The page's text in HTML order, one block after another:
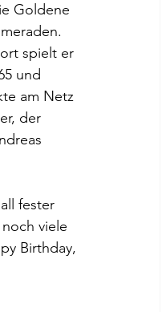
Goldene
spielt er
und
am Netz
der
fester
viele
Birthday,